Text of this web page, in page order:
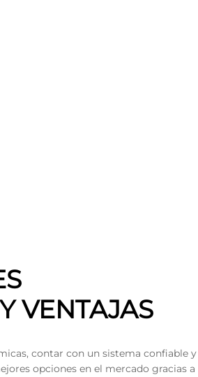
VENTAJAS
contar con un sistema confiable y
opciones en el mercado gracias a